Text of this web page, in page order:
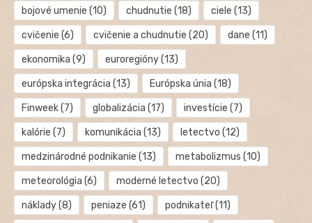
bojové umenie (10) chudnutie (18) ciele (13)
cvičenie (6) cvičenie a chudnutie (20) dane (11)
ekonomika (9) euroregióny(13)
európska integrácia (13) Európska únia (18)
Finweek(7) globalizácia (17) investície (7)
kalórie (7) komunikácia (13) letectvo (12)
medzinárodné podnikanie (13) metabolizmus (10)
meteorológia (6) moderné letectvo (20)
náklady(8) peniaze (61) podnikateľ(11)